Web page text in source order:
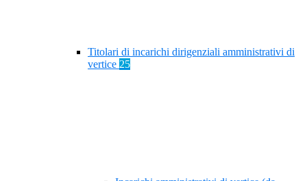
Titolari di incarichi dirigenziali amministrativi di
vertice 25